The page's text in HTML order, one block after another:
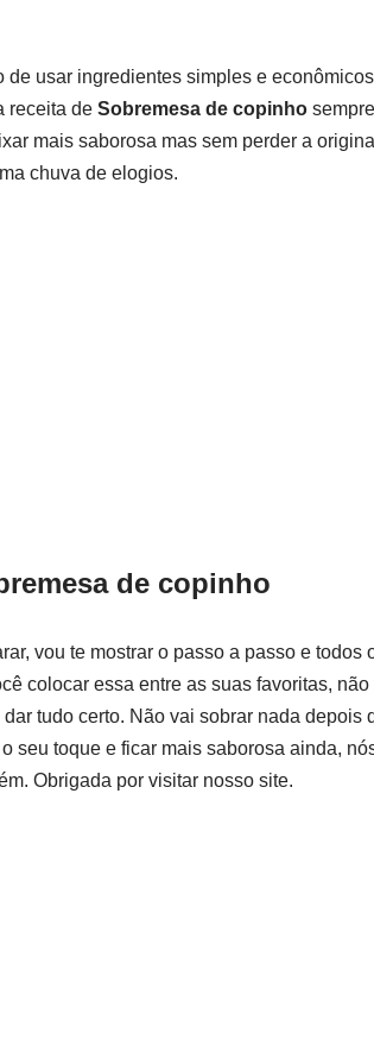
de usar ingredientes simples e
receita de Sobremesa de copinho
mais saborosa mas sem perder a
chuva de elogios.
de copinho
vou te mostrar o passo a passo e
colocar essa entre as suas favoritas,
tudo certo. Não vai sobrar nada depois
seu toque e ficar mais saborosa ainda,
Obrigada por visitar nosso site.